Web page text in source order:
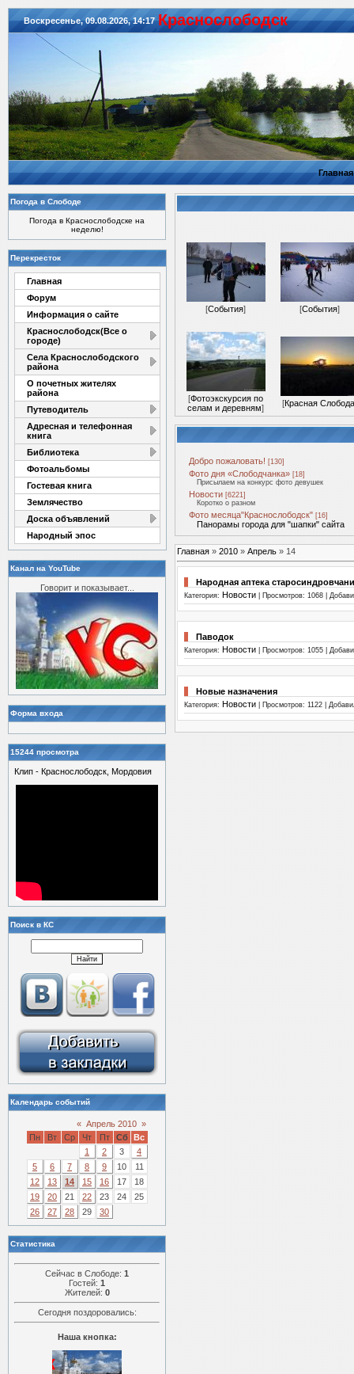
Воскресенье, 09.08.2026, 14:17 Красноcлободск
Главная
Погода в Слободе
Погода в Краснослободске на
неделю!
Перекресток
Главная
Форум
Информация о сайте
Краснослободск(Все о
городе)
Села Краснослободского
района
О почетных жителях
района
Путеводитель
Адресная и телефонная
книга
Библиотека
Фотоальбомы
Гостевая книга
Землячество
Доска объявлений
Народный эпос
Канал на YouTube
Говорит и показывает...
Форма входа
15244 просмотра
Клип - Краснослободск, Мордовия
Поиск в КС
Календарь событий
« Апрель 2010 »
Пн
Вт Ср Чт Пт Сб
Вс
1
2 3
4
5
6 7 8 9 10
11
12
13 14 15 16 17
18
19
20 21 22 23 24
25
26
27 28 29 30
Статистика
Сейчас в Слободе: 1
Гостей: 1
Жителей: 0
Сегодня поздоровались:
Наша кнопка:
[События] [События]
[Фотоэкскурсия по
селам и деревням] [Красная Слобода
Добро пожаловать! [130]
Фото дня «Слободчанка» [18]
Присылаем на конкурс фото девушек
Новости [6221]
Коротко о разном
Фото месяца"Краснослободск" [16]
Панорамы города для "шапки" сайта
Главная » 2010 » Апрель » 14
Народная аптека
Категория: Новости | Просмотров: 1068 |
Паводок
Категория: Новости | Просмотров: 1055 |
Новые назначения
Категория: Новости | Просмотров: 1122 |